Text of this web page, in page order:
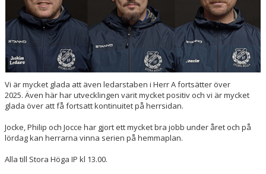
MATCHER
SPONSORER
VERKSAMHETSHANDBOK
VALLENLEDARE
FÖRÄLDRAR
LÄNKAR
DOKUMENT
Vi är mycket glada att även ledarstaben i Herr A fortsätter över
2025. Även här har utvecklingen varit mycket positiv och vi är mycket
glada över att få fortsatt kontinuitet på herrsidan.
Jocke, Philip och Jocce har gjort ett mycket bra jobb under året och på
lördag kan herrarna vinna serien på hemmaplan.
Alla till Stora Höga IP kl 13.00.